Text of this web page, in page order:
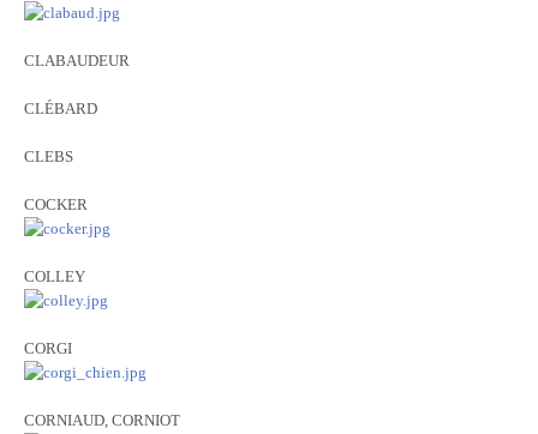
CLABAUDEUR
CLÉBARD
CLEBS
COCKER
COLLEY
CORGI
CORNIAUD, CORNIOT